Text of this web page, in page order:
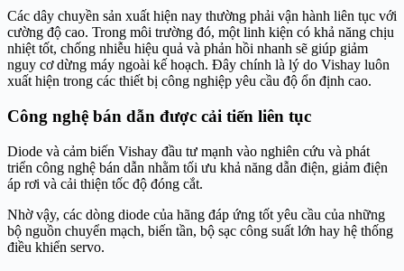
Các dây chuyền sản xuất hiện nay thường phải vận hành liên tục với
cường độ cao. Trong môi trường đó, một linh kiện có khả năng chịu
nhiệt tốt, chống nhiễu hiệu quả và phản hồi nhanh sẽ giúp giảm
nguy cơ dừng máy ngoài kế hoạch. Đây chính là lý do Vishay luôn
xuất hiện trong các thiết bị công nghiệp yêu cầu độ ổn định cao.
Công nghệ bán dẫn được cải tiến liên tục
Diode và cảm biến Vishay đầu tư mạnh vào nghiên cứu và phát
triển công nghệ bán dẫn nhằm tối ưu khả năng dẫn điện, giảm điện
áp rơi và cải thiện tốc độ đóng cắt.
Nhờ vậy, các dòng diode của hãng đáp ứng tốt yêu cầu của những
bộ nguồn chuyển mạch, biến tần, bộ sạc công suất lớn hay hệ thống
điều khiển servo.